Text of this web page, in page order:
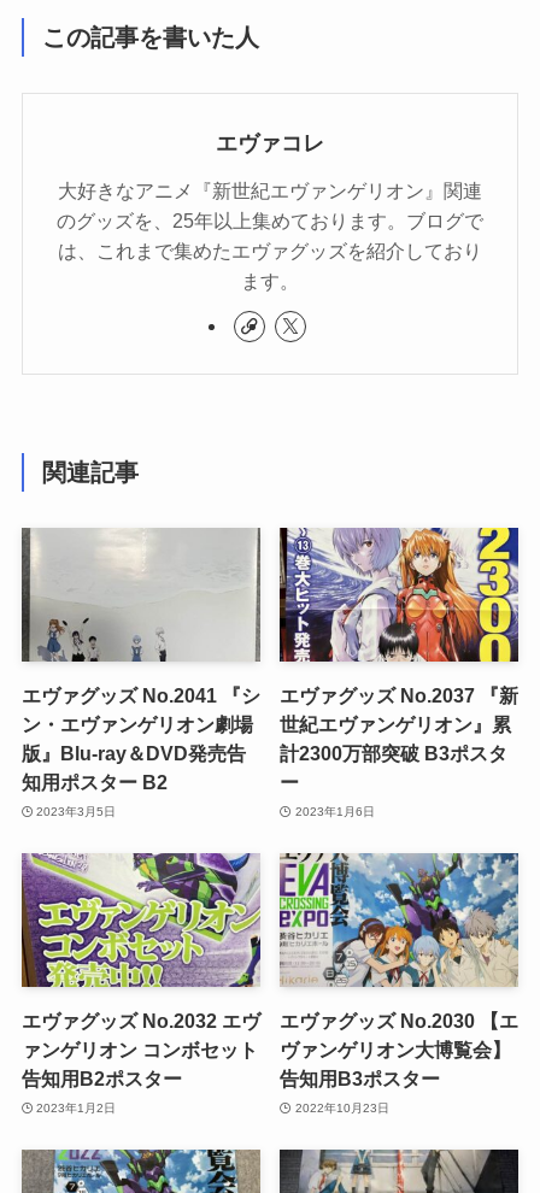
この記事を書いた人
エヴァコレ
大好きなアニメ『新世紀エヴァンゲリオン』関連
のグッズを、25年以上集めております。ブログで
は、これまで集めたエヴァグッズを紹介しており
ます。
関連記事
エヴァグッズ No.2041 『シ
ン・エヴァンゲリオン劇場
版』Blu-ray＆DVD発売告
知用ポスター B2
2023年3月5日
エヴァグッズ No.2037 『新
世紀エヴァンゲリオン』累
計2300万部突破 B3ポスタ
ー
2023年1月6日
エヴァグッズ No.2032 エヴ
ァンゲリオン コンボセット
告知用B2ポスター
2023年1月2日
エヴァグッズ No.2030 【エ
ヴァンゲリオン大博覧会】
告知用B3ポスター
2022年10月23日